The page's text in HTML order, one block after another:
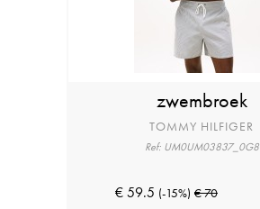
zwembroek
TOMMY HILFIGER
Ref: UM0UM03837_0G8
€ 59.5 (-15%) € 70